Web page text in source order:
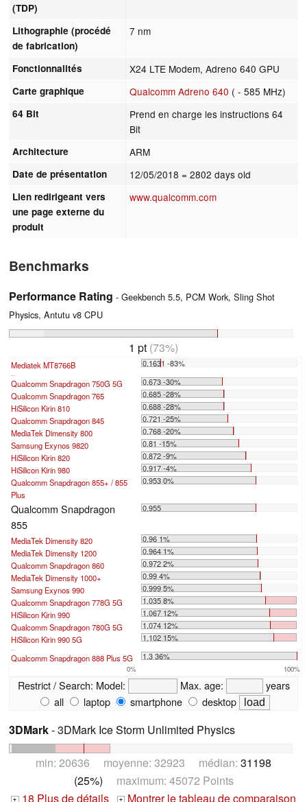
(TDP)
Lithographie (procédé
de fabrication)
7 nm
Fonctionnalités X24 LTE Modem, Adreno 640 GPU
Carte graphique Qualcomm Adreno 640 ( - 585 MHz)
64 Bit
Prend en charge les instructions 64
Bit
Architecture ARM
Date de présentation 12/05/2018 = 2802 days old
Lien redirigeant vers
une page externe du
produit
www.qualcomm.com
Benchmarks
Performance Rating - Geekbench 5.5, PCM Work, Sling Shot
Physics, Antutu v8 CPU
1 pt (73%)
Mediatek MT8766B 0.1631 -83%
Qualcomm Snapdragon 750G 5G
0.673 -30%
Qualcomm Snapdragon 765
0.685 -28%
HiSilicon Kirin 810
0.688 -28%
Qualcomm Snapdragon 845
0.721 -25%
MediaTek Dimensity 800
0.768 -20%
Samsung Exynos 9820
0.81 -15%
HiSilicon Kirin 820
0.872 -9%
HiSilicon Kirin 980
0.917 -4%
Qualcomm Snapdragon 855+ / 855
Plus
0.953 0%
Qualcomm Snapdragon
855
0.955
MediaTek Dimensity 820
0.96 1%
MediaTek Dimensity 1200
0.964 1%
Qualcomm Snapdragon 860
0.972 2%
MediaTek Dimensity 1000+
0.99 4%
Samsung Exynos 990
0.999 5%
Qualcomm Snapdragon 778G 5G
1.035 8%
HiSilicon Kirin 990
1.067 12%
Qualcomm Snapdragon 780G 5G
1.074 12%
HiSilicon Kirin 990 5G
1.102 15%
Qualcomm Snapdragon 888 Plus 5G 1.3 36%
0% 100%
Restrict / Search: Model: Max. age:
years
all
laptop smartphone desktop
3DMark- 3DMark Ice Storm Unlimited Physics
min: 20636 moyenne: 32923 médian: 31198
(25%) maximum: 45072 Points
+ 18 Plus de détails + Montrer le tableau de comparaison